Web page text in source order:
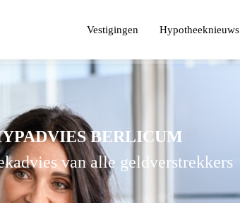
Vestigingen Hypotheeknieuws
BERLICUM
van alle geldverstrekkers